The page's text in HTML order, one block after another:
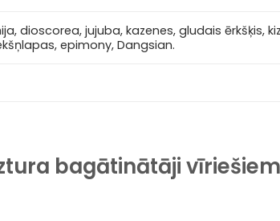
dioscorea, jujuba, kazenes, gludais ērkšķis,
epimony, Dangsian.
bagātinātāji vīriešiem